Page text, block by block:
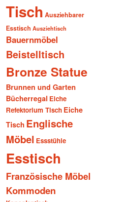
Tisch Ausziehbarer
Esstisch Ausziehtisch
Bauernmöbel
Beistelltisch
Bronze Statue
Brunnen und Garten
Bücherregal Eiche
Refektorium Tisch Eiche
Tisch Englische
Möbel Essstühle
Esstisch
Französische Möbel
Kommoden